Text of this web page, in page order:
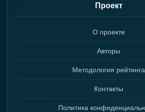
Проект
О проекте
Авторы
Методология рейтинга
Контакты
Политика